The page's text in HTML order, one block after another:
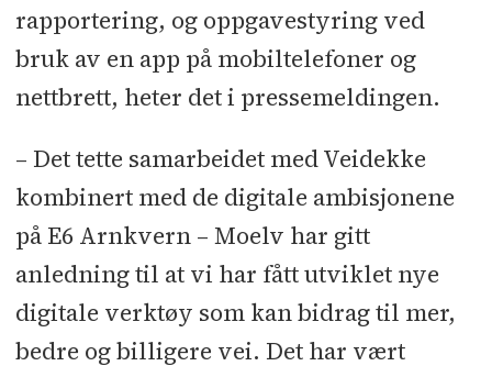
rapportering, og oppgavestyring ved
bruk av en app på mobiltelefoner og
nettbrett, heter det i pressemeldingen.
– Det tette samarbeidet med Veidekke
kombinert med de digitale ambisjonene
på E6 Arnkvern – Moelv har gitt
anledning til at vi har fått utviklet nye
digitale verktøy som kan bidrag til mer,
bedre og billigere vei. Det har vært